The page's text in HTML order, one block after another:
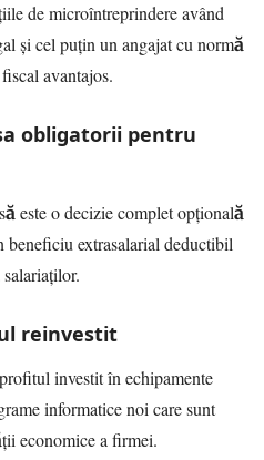
de microîntreprindere având
și cel puțin un angajat cu normă
avantajos.
obligatorii pentru
este o decizie complet opțională
beneficiu extrasalarial deductibil
reinvestit
investit în echipamente
informatice noi care sunt
economice a firmei.